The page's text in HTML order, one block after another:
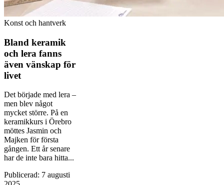
Konst och hantverk
Bland keramik
och lera fanns
även vänskap för
livet
Det började med lera –
men blev något
mycket större. På en
keramikkurs i Örebro
möttes Jasmin och
Majken för första
gången. Ett år senare
har de inte bara hitta...
Publicerad: 7 augusti